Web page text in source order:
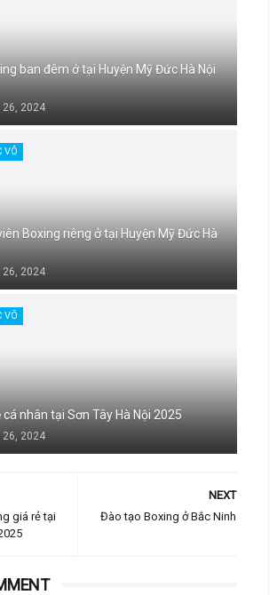
ban đêm ở tại Huyện Mỹ Đức Hà Nội
26, 2024
VÕ
Boxing riêng ở tại Huyện Mỹ Đức Hà
26, 2024
VÕ
cá nhân tại Sơn Tây Hà Nội 2025
26, 2024
NEXT
Đào tạo Boxing ở Bắc Ninh
giá rẻ tại